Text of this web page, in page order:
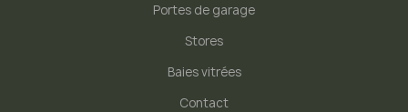
Portes de garage
Stores
Baies vitrées
Contact